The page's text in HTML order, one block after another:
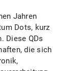
Jahren
Dots, kurz
Diese QDs
die sich